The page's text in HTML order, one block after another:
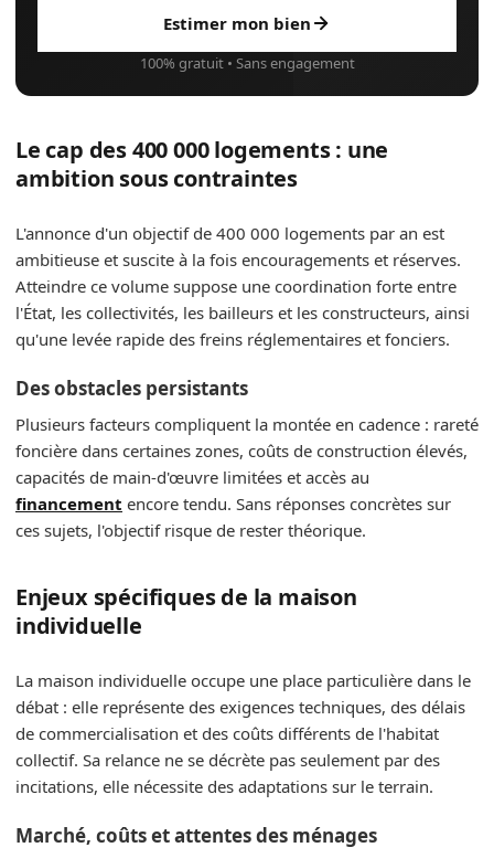
Estimer mon bien
100% gratuit • Sans engagement
Le cap des 400 000 logements : une
ambition sous contraintes
L'annonce d'un objectif de 400 000 logements par an est
ambitieuse et suscite à la fois encouragements et réserves.
Atteindre ce volume suppose une coordination forte entre
l'État, les collectivités, les bailleurs et les constructeurs, ainsi
qu'une levée rapide des freins réglementaires et fonciers.
Des obstacles persistants
Plusieurs facteurs compliquent la montée en cadence : rareté
foncière dans certaines zones, coûts de construction élevés,
capacités de main-d'œuvre limitées et accès au
financement encore tendu. Sans réponses concrètes sur
ces sujets, l'objectif risque de rester théorique.
Enjeux spécifiques de la maison
individuelle
La maison individuelle occupe une place particulière dans le
débat : elle représente des exigences techniques, des délais
de commercialisation et des coûts différents de l'habitat
collectif. Sa relance ne se décrète pas seulement par des
incitations, elle nécessite des adaptations sur le terrain.
Marché, coûts et attentes des ménages